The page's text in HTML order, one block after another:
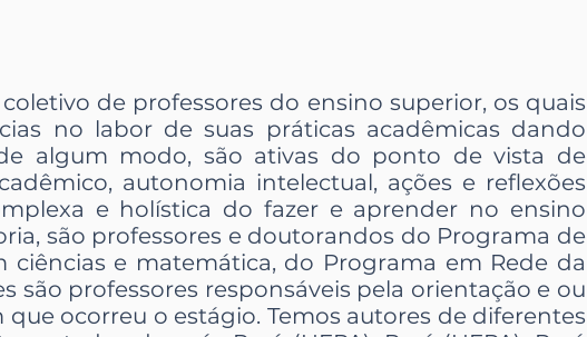
de professores do ensino superior, os quais
no labor de suas práticas acadêmicas dando
algum modo, são ativas do ponto de vista de
autonomia intelectual, ações e reflexões
e holística do fazer e aprender no ensino
são professores e doutorandos do Programa de
ciências e matemática, do Programa em Rede da
são professores responsáveis pela orientação e ou
ocorreu o estágio. Temos autores de diferentes